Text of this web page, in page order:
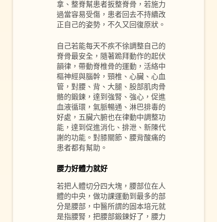
拿、整脊幫患者扳整脊骨，若施力
過當容易受傷，患者回去不持續改
正自己的姿勢，不久又回復原狀。
自己若能每天不疾不徐調整自己的
脊骨最安全，隨著跪拜動作的起伏
韻律，帶動脊椎骨的運動，活絡中
樞神經與腦幹，頸椎、心臟、心血
管，對腰、背、大腿、股部肌肉骨
骼的鍛鍊，達到強腎、強心，促進
血液循環，氣脈暢通、淋巴排毒的
好處，五臟六腑也在律動中調整功
能，達到促進消化、排泄、新陳代
謝的功能。對膝關節、腰背酸痛的
患者都有幫助。
腰力好體力就好
若把人體切分四大塊，腰部位在人
體的中央，做功課運動到最多的部
分是腰部，中醫所謂的固本培元就
是指腰腎，把腰部鍛鍊好了，腰力